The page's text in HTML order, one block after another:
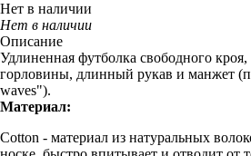
Нет в наличии
Нет в наличии
Описание
Удлиненная футболка свободного
горловины, длинный рукав и манжет
waves").
Материал:
Cotton - материал из натуральных